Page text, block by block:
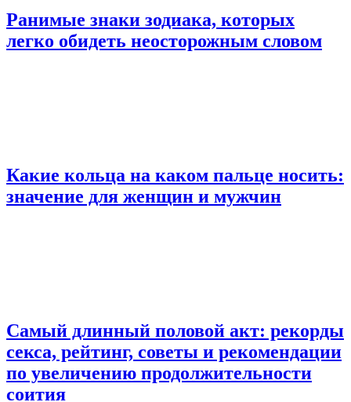
Ранимые знаки зодиака, которых
легко обидеть неосторожным словом
Какие кольца на каком пальце носить:
значение для женщин и мужчин
Самый длинный половой акт: рекорды
секса, рейтинг, советы и рекомендации
по увеличению продолжительности
соития